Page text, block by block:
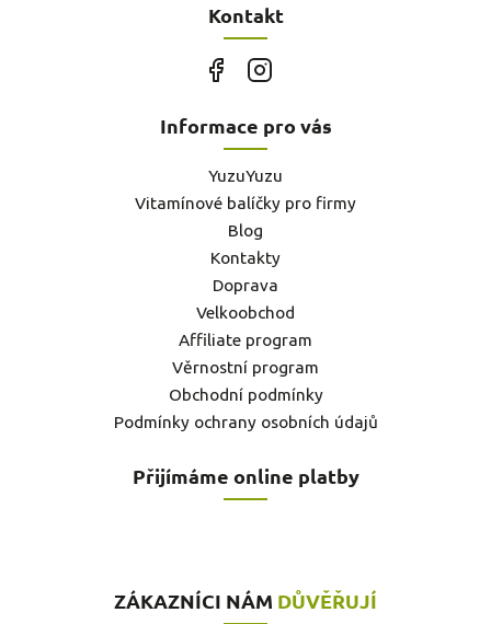
Kontakt
Informace pro vás
YuzuYuzu
Vitamínové balíčky pro firmy
Blog
Kontakty
Doprava
Velkoobchod
Affiliate program
Věrnostní program
Obchodní podmínky
Podmínky ochrany osobních údajů
Přijímáme online platby
ZÁKAZNÍCI NÁM DŮVĚŘUJÍ